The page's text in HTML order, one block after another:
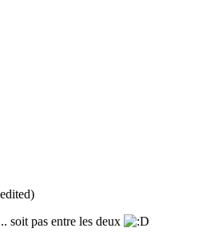
soit pas entre les deux